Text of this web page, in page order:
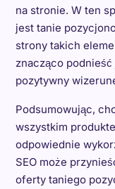
na stronie. W ten
jest tanie
strony takich
znacząco
pozytywny
Podsumowując,
wszystkim
odpowiednie
SEO może
oferty taniego